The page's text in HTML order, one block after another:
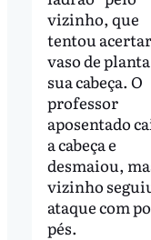
vizinho, que
tentou
vaso de
sua cabeça. O
professor
aposentado
a cabeça e
desmaiou,
vizinho
ataque com
pés.